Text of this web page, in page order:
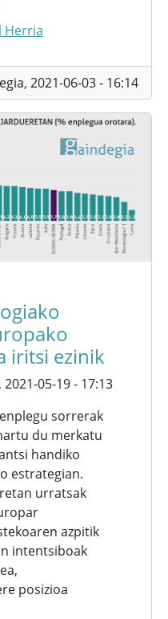
Herria
2021-06-03 - 16:14
iritsi ezinik
2021-05-19 - 17:13
sorrerak
du merkatu
handiko
estrategian.
urratsak
azpitik
intentsiboak
posizioa